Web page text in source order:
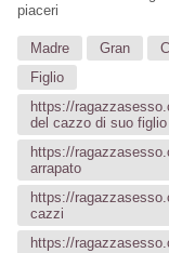
piaceri
Madre Gran
Figlio
https://
del cazzo di suo figlio
https://
arrapato
https://
cazzi
https://